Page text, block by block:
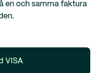
en och samma faktura
VISA